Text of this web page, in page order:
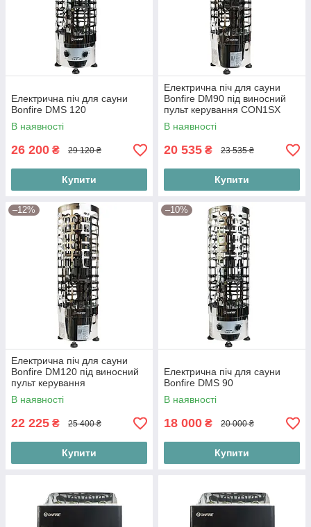
Електрична піч для сауни
Bonfire DMS 120
В наявності
26 200 ₴ 29 120 ₴
Купити
Електрична піч для сауни
Bonfire DM90 під виносний
пульт керування CON1SX
В наявності
20 535 ₴ 23 535 ₴
Купити
–12%
Електрична піч для сауни
Bonfire DM120 під виносний
пульт керування
В наявності
22 225 ₴ 25 400 ₴
Купити
–10%
Електрична піч для сауни
Bonfire DMS 90
В наявності
18 000 ₴ 20 000 ₴
Купити